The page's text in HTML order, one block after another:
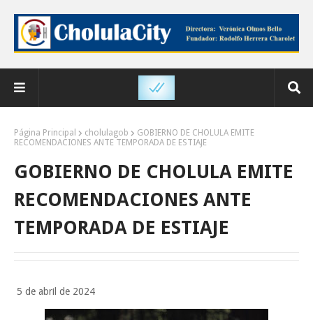
Página Principal cholulagob
GOBIERNO DE CHOLULA EMITE
RECOMENDACIONES ANTE TEMPORADA DE ESTIAJE
GOBIERNO DE CHOLULA EMITE
RECOMENDACIONES ANTE
TEMPORADA DE ESTIAJE
5 de abril de 2024